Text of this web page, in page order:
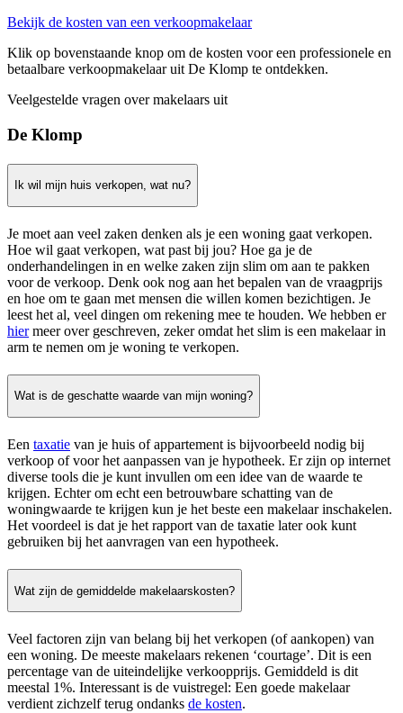
Bekijk de kosten van een verkoopmakelaar
Klik op bovenstaande knop om de kosten voor een professionele en
betaalbare verkoopmakelaar uit De Klomp te ontdekken.
Veelgestelde vragen over makelaars uit
De Klomp
Ik wil mijn huis verkopen, wat nu?
Je moet aan veel zaken denken als je een woning gaat verkopen.
Hoe wil gaat verkopen, wat past bij jou? Hoe ga je de
onderhandelingen in en welke zaken zijn slim om aan te pakken
voor de verkoop. Denk ook nog aan het bepalen van de vraagprijs
en hoe om te gaan met mensen die willen komen bezichtigen. Je
leest het al, veel dingen om rekening mee te houden. We hebben er
hiermeer over geschreven, zeker omdat het slim is een makelaar in
arm te nemen om je woning te verkopen.
Wat is de geschatte waarde van mijn woning?
Een taxatie van je huis of appartement is bijvoorbeeld nodig bij
verkoop of voor het aanpassen van je hypotheek. Er zijn op internet
diverse tools die je kunt invullen om een idee van de waarde te
krijgen. Echter om echt een betrouwbare schatting van de
woningwaarde te krijgen kun je het beste een makelaar inschakelen.
Het voordeel is dat je het rapport van de taxatie later ook kunt
gebruiken bij het aanvragen van een hypotheek.
Wat zijn de gemiddelde makelaarskosten?
Veel factoren zijn van belang bij het verkopen (of aankopen) van
een woning. De meeste makelaars rekenen ‘courtage’. Dit is een
percentage van de uiteindelijke verkoopprijs. Gemiddeld is dit
meestal 1%. Interessant is de vuistregel: Een goede makelaar
verdient zichzelf terug ondanks de kosten.